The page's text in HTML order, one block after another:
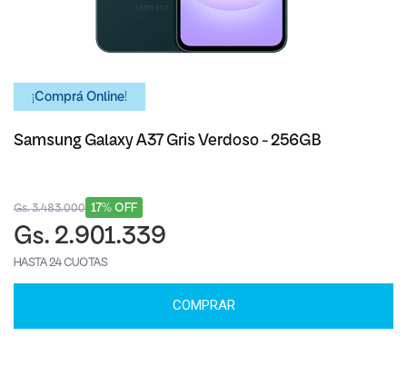
¡Comprá Online!
Samsung Galaxy A37 Gris Verdoso - 256GB
17% OFF
Gs. 3.483.000
Gs. 2.901.339
HASTA 24 CUOTAS
COMPRAR